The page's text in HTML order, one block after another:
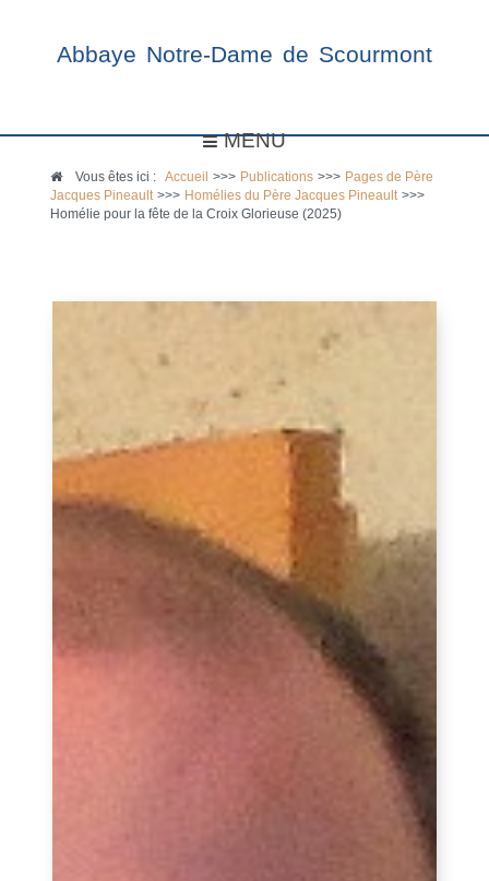
Abbaye Notre-Dame de Scourmont
MENU
Vous êtes ici :Accueil >>> Publications >>> Pages de Père
Jacques Pineault >>> Homélies du Père Jacques Pineault >>>
Homélie pour la fête de la Croix Glorieuse (2025)